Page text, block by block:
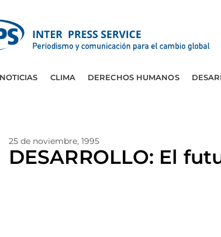
CLIMA DERECHOS HUMANOS
25 de noviembre, 1995
DESARROLLO: El